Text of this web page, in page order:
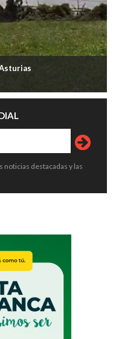
destacadas y las